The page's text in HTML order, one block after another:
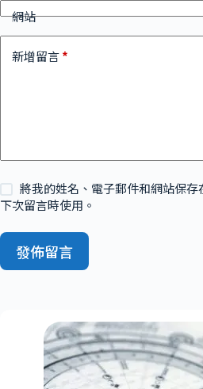
網站
新增留言 *
將我的姓名、電子郵件和網站保存
下次留言時使用。
發佈留言